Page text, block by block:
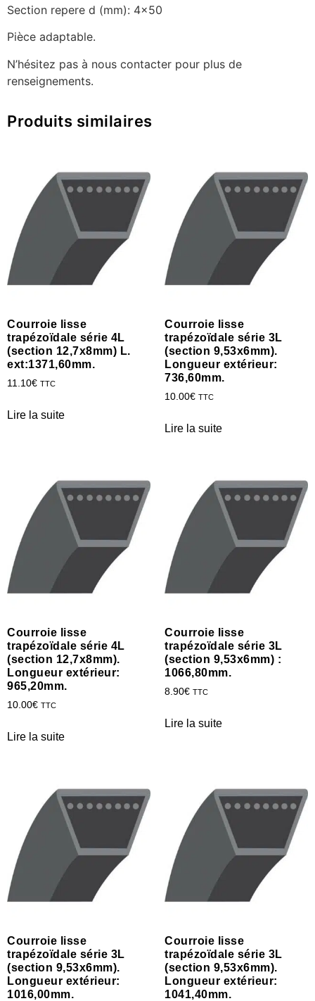
Section repere d (mm): 4×50
Pièce adaptable.
N’hésitez pas à nous contacter pour plus de
renseignements.
Produits similaires
Courroie lisse
trapézoïdale série 4L
(section 12,7x8mm) L.
ext:1371,60mm.
11.10€ TTC
Lire la suite
Courroie lisse
trapézoïdale série 3L
(section 9,53x6mm).
Longueur extérieur:
736,60mm.
10.00€ TTC
Lire la suite
Courroie lisse
trapézoïdale série 4L
(section 12,7x8mm).
Longueur extérieur:
965,20mm.
10.00€ TTC
Lire la suite
Courroie lisse
trapézoïdale série 3L
(section 9,53x6mm) :
1066,80mm.
8.90€ TTC
Lire la suite
Courroie lisse
trapézoïdale série 3L
(section 9,53x6mm).
Longueur extérieur:
1016,00mm.
Courroie lisse
trapézoïdale série 3L
(section 9,53x6mm).
Longueur extérieur:
1041,40mm.